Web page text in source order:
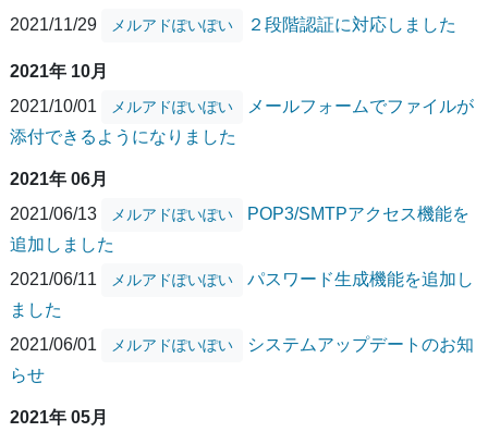
2021/11/29
メルアドぽいぽい ２段階認証に対応しました
2021年 10月
2021/10/01
メルアドぽいぽい
メールフォームでファイルが
添付できるようになりました
2021年 06月
2021/06/13
メルアドぽいぽい
POP3/SMTPアクセス機能を
追加しました
2021/06/11
メルアドぽいぽい
パスワード生成機能を追加し
ました
2021/06/01
メルアドぽいぽい
システムアップデートのお知
らせ
2021年 05月